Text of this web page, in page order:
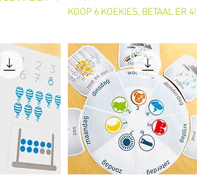
KOOP 6 KOEKIES, BETAAL ER 4!